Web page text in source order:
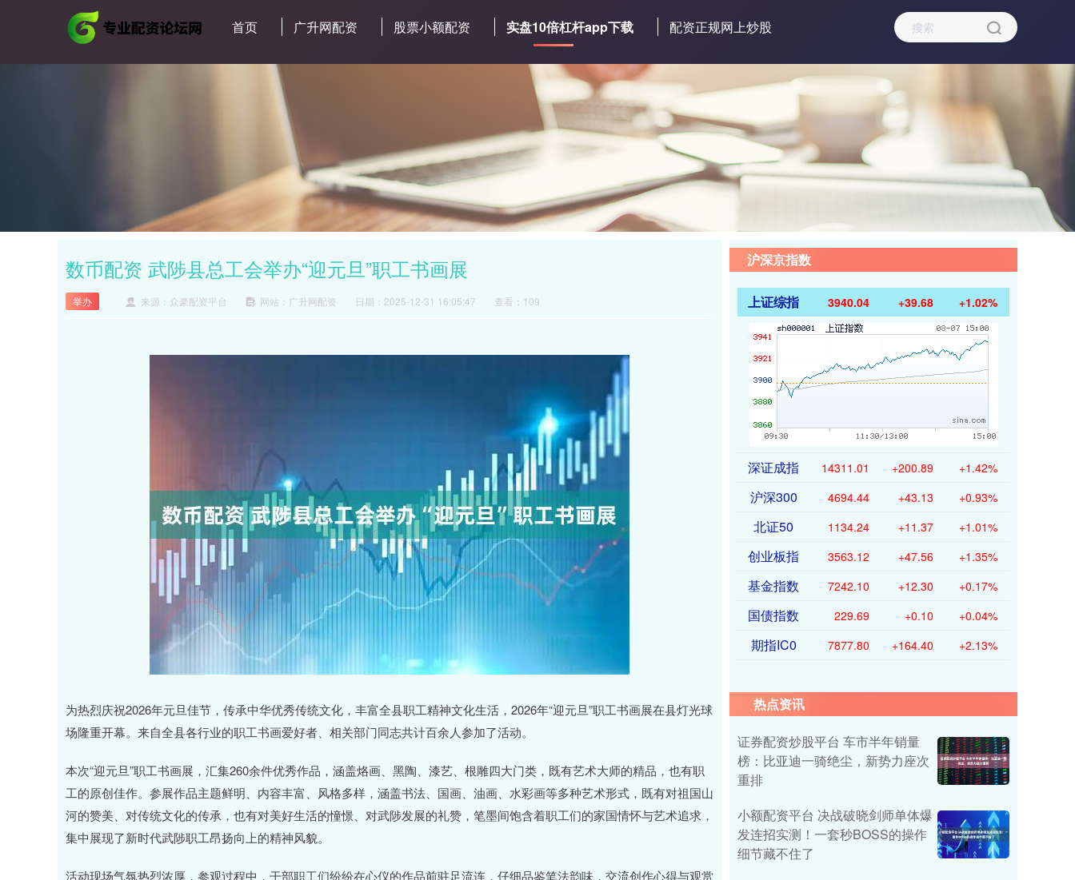
首页 广升网配资 股票小额配资 实盘10倍杠杆app下载 配资正规网上炒股
数币配资 武陟县总工会举办“迎元旦”职工书画展
举办 来源：众豪配资平台 网站：广升网配资 日期：2025-12-31 16:05:47 查看：109
为热烈庆祝2026年元旦佳节，传承中华优秀传统文化，丰富全县职工精神文化生活，2026年“迎元旦”职工书画展在县灯光球
场隆重开幕。来自全县各行业的职工书画爱好者、相关部门同志共计百余人参加了活动。
本次“迎元旦”职工书画展，汇集260余件优秀作品，涵盖烙画、黑陶、漆艺、根雕四大门类，既有艺术大师的精品，也有职
工的原创佳作。参展作品主题鲜明、内容丰富、风格多样，涵盖书法、国画、油画、水彩画等多种艺术形式，既有对祖国山
河的赞美、对传统文化的传承，也有对美好生活的憧憬、对武陟发展的礼赞，笔墨间饱含着职工们的家国情怀与艺术追求，
集中展现了新时代武陟职工昂扬向上的精神风貌。
活动现场气氛热烈浓厚，参观过程中，干部职工们纷纷在心仪的作品前驻足流连，仔细品鉴笔法韵味，交流创作心得与观赏
沪深京指数
上证综指 3940.04 +39.68 +1.02%
深证成指 14311.01 +200.89 +1.42%
沪深300 4694.44 +43.13 +0.93%
北证50 1134.24 +11.37 +1.01%
创业板指 3563.12 +47.56 +1.35%
基金指数 7242.10 +12.30 +0.17%
国债指数 229.69 +0.10 +0.04%
期指IC0 7877.80 +164.40 +2.13%
热点资讯
证券配资炒股平台 车市半年销量
榜：比亚迪一骑绝尘，新势力座次
重排
小额配资平台 决战破晓剑师单体爆
发连招实测！一套秒BOSS的操作
细节藏不住了